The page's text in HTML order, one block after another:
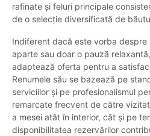
rafinate și feluri principale
de o selecție diversificată de
Indiferent dacă este vorba despre
aparte sau doar o pauză
adaptează oferta pentru a
Renumele său se bazează pe
serviciilor și pe profesionalismul
remarcate frecvent de către
a mesei atât în interior, cât și pe
disponibilitatea rezervărilor